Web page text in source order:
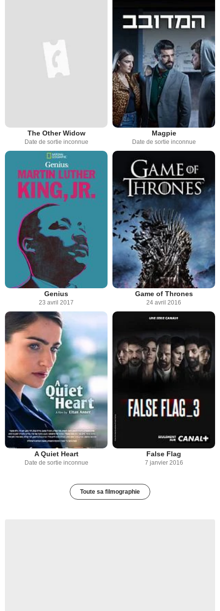
The Other Widow
Date de sortie inconnue
Magpie
Date de sortie inconnue
Genius
23 avril 2017
Game of Thrones
24 avril 2016
A Quiet Heart
Date de sortie inconnue
False Flag
7 janvier 2016
Toute sa filmographie